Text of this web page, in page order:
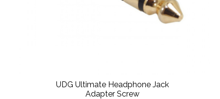
UDG Ultimate Headphone Jack
Adapter Screw